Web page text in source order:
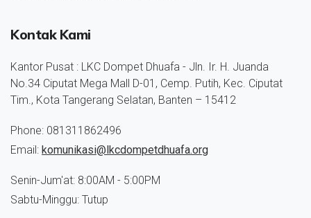
Kontak Kami
Kantor Pusat : LKC Dompet Dhuafa - Jln. Ir. H. Juanda
No.34 Ciputat Mega Mall D-01, Cemp. Putih, Kec. Ciputat
Tim., Kota Tangerang Selatan, Banten – 15412
Phone: 081311862496
Email: komunikasi@lkcdompetdhuafa.org
Senin-Jum'at: 8:00AM - 5:00PM
Sabtu-Minggu: Tutup